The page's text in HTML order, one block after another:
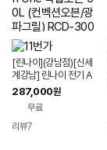
[린나이](강남점)[신세
계강남] 린나이 전기 A
LL in One 복합오븐 3
0L (컨벡션오븐/광파
그릴) RCD-300B
287,000원
무료
리뷰7